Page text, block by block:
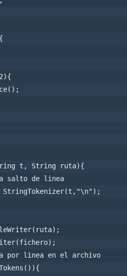
){
t, String ruta){
salto de linea
por linea en el archivo